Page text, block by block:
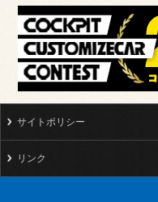
サイトポリシー
リンク